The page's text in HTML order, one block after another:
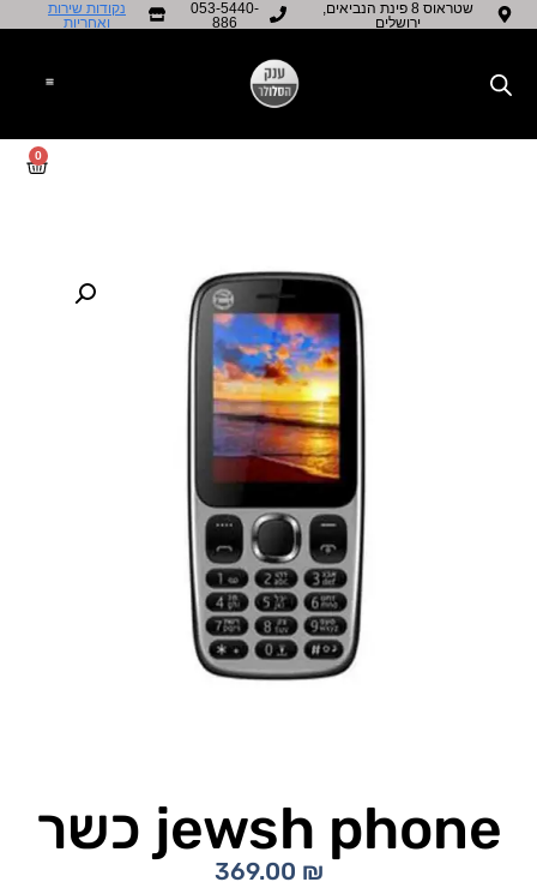
שטראוס 8 פינת הנביאים,
ירושלים
053-5440-
886
נקודות שירות
ואחריות​
0
jewsh phone כשר
369.00 ₪